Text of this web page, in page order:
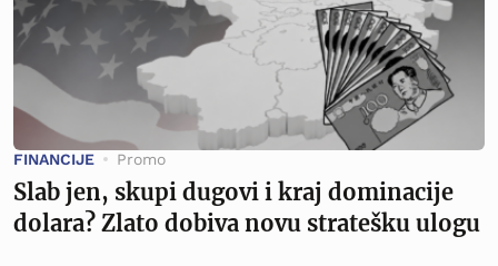
FINANCIJE Promo
Slab jen, skupi dugovi i kraj dominacije
dolara? Zlato dobiva novu stratešku ulogu